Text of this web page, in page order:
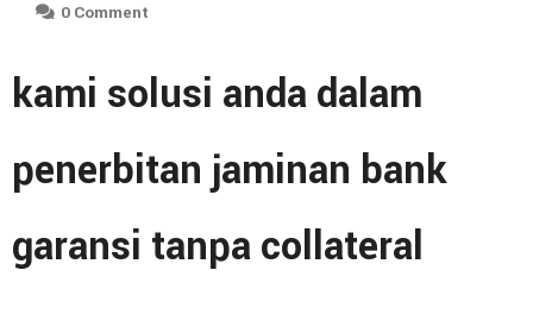
0 Comment
kami solusi anda dalam
penerbitan jaminan bank
garansi tanpa collateral